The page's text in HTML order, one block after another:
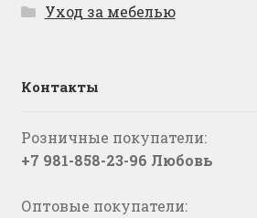
Уход за мебелью
Контакты
Розничные покупатели:
+7 981-858-23-96 Любовь
Оптовые покупатели: